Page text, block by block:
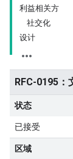
利益相关方
社交化
设计
RFC-0195：
状态
已接受
区域